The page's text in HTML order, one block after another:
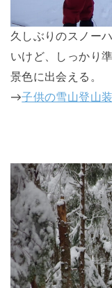
久しぶりのスノー
いけど、しっかり
景色に出会える。
→子供の雪山登山